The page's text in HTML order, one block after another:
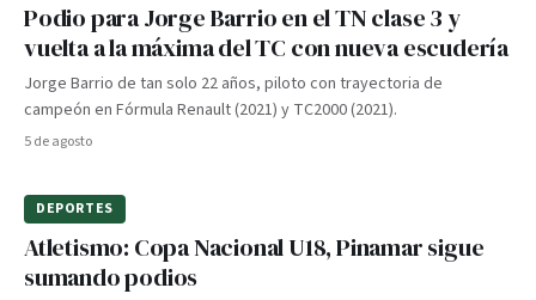
Podio para Jorge Barrio en el TN clase 3 y
vuelta a la máxima del TC con nueva escudería
Jorge Barrio de tan solo 22 años, piloto con trayectoria de
campeón en Fórmula Renault (2021) y TC2000 (2021).
5 de agosto
DEPORTES
Atletismo: Copa Nacional U18, Pinamar sigue
sumando podios